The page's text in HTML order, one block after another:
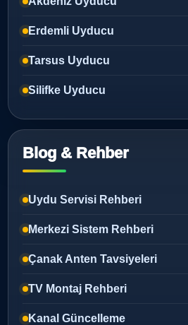
Erdemli Uyducu
Tarsus Uyducu
Silifke Uyducu
Blog & Rehber
Uydu Servisi Rehberi
Merkezi Sistem Rehberi
Çanak Anten Tavsiyeleri
TV Montaj Rehberi
Kanal Güncelleme